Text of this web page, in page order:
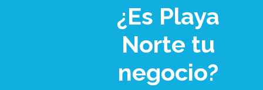
¿Es Playa
Norte tu
negocio?